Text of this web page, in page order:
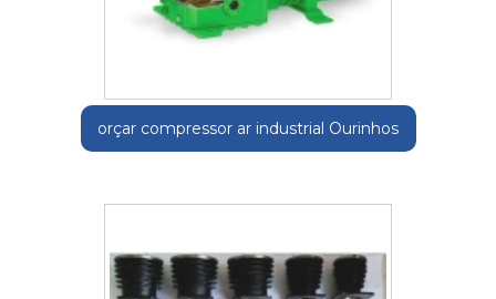
orçar compressor ar industrial Ourinhos